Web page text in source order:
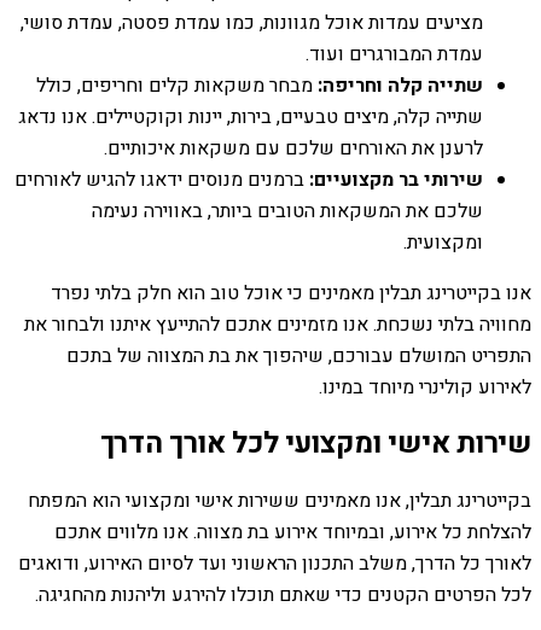
מציעים עמדות אוכל מגוונות, כמו עמדת פסטה, עמדת סושי,
עמדת המבורגרים ועוד.
שתייה קלה וחריפה: מבחר משקאות קלים וחריפים, כולל
שתייה קלה, מיצים טבעיים, בירות, יינות וקוקטיילים. אנו נדאג
לרענן את האורחים שלכם עם משקאות איכותיים.
שירותי בר מקצועיים: ברמנים מנוסים ידאגו להגיש לאורחים
שלכם את המשקאות הטובים ביותר, באווירה נעימה
ומקצועית.
אנו בקייטרינג תבלין מאמינים כי אוכל טוב הוא חלק בלתי נפרד
מחוויה בלתי נשכחת. אנו מזמינים אתכם להתייעץ איתנו ולבחור את
התפריט המושלם עבורכם, שיהפוך את בת המצווה של בתכם
לאירוע קולינרי מיוחד במינו.
שירות אישי ומקצועי לכל אורך הדרך
בקייטרינג תבלין, אנו מאמינים ששירות אישי ומקצועי הוא המפתח
להצלחת כל אירוע, ובמיוחד אירוע בת מצווה. אנו מלווים אתכם
לאורך כל הדרך, משלב התכנון הראשוני ועד לסיום האירוע, ודואגים
לכל הפרטים הקטנים כדי שאתם תוכלו להירגע וליהנות מהחגיגה.